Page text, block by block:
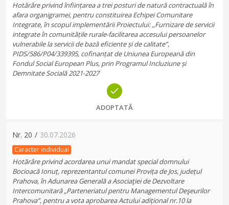
Hotărâre privind înființarea a trei posturi de natură contractuală în
afara organigramei, pentru constituirea Echipei Comunitare
Integrate, în scopul implementării Proiectului: ,,Furnizare de servicii
integrate în comunitățile rurale-facilitarea accesului persoanelor
vulnerabile la servicii de bază eficiente și de calitate”,
PIDS/586/P04/339395, cofinanțat de Uniunea Europeană din
Fondul Social European Plus, prin Programul Incluziune și
Demnitate Socială 2021-2027
ADOPTATĂ
Nr. 20 / 30.07.2026
Caracter individual
Hotărâre privind acordarea unui mandat special domnului
Bocioacă Ionuț, reprezentantul comunei Provița de Jos, județul
Prahova, în Adunarea Generală a Asociaţiei de Dezvoltare
Intercomunitară „Parteneriatul pentru Managementul Deşeurilor
Prahova”, pentru a vota aprobarea Actului adițional nr.10 la